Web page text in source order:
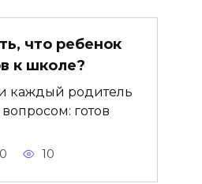
что ребенок
к школе?
каждый родитель
вопросом: готов
0 10